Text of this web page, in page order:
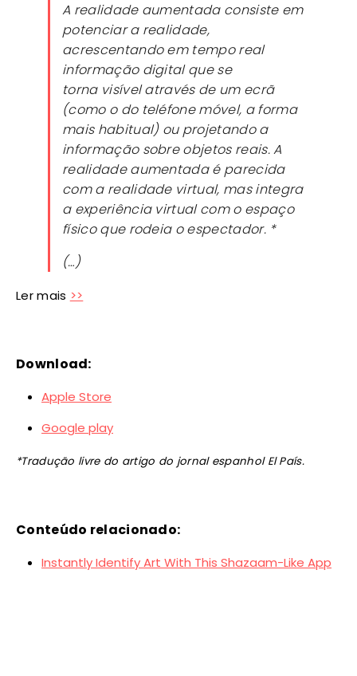
A realidade aumentada consiste em
potenciar a realidade,
acrescentando em tempo real
informação digital que se
torna visível através de um ecrã
(como o do teléfone móvel, a forma
mais habitual) ou projetando a
informação sobre objetos reais. A
realidade aumentada é parecida
com a realidade virtual, mas integra
a experiência virtual com o espaço
físico que rodeia o espectador. *
(…)
Ler mais >>
Download:
Apple Store
Google play
*Tradução livre do artigo do jornal espanhol El País.
Conteúdo relacionado:
Instantly Identify Art With This Shazaam-Like App